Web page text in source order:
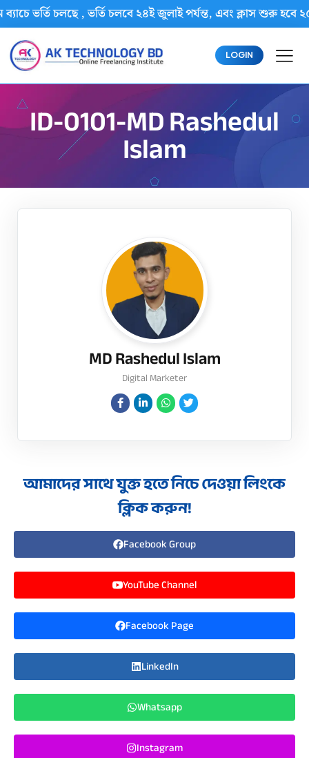
ভর্তি চলছে , ভর্তি চলবে ২৪ই জুলাই পর্যন্ত, এবং ক্লাস শুরু
LOGIN
ID-0101-MD Rashedul
Islam
MD Rashedul Islam
Digital Marketer
আমাদের সাথে যুক্ত হতে নিচে দেওয়া লিংকে
ক্লিক করুন!
Facebook Group
YouTube Channel
Facebook Page
LinkedIn
Whatsapp
Instagram